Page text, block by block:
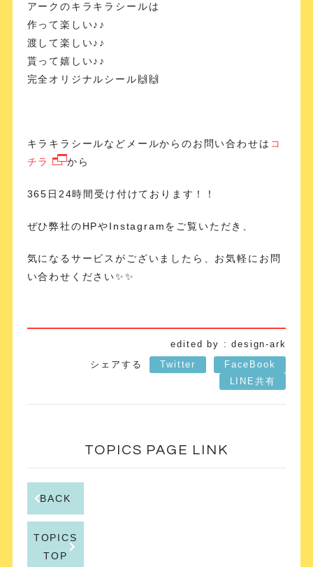
アークのキラキラシールは
作って楽しい♪♪
渡して楽しい♪♪
貰って嬉しい♪♪
完全オリジナルシール🙌🙌
キラキラシールなどメールからのお問い合わせは コ
チラ
から
365日24時間受け付けております！！
ぜひ弊社のHPやInstagramをご覧いただき、
気になるサービスがございましたら、お気軽にお問
い合わせください✨✨
edited by : design-ark
シェアする
Twitter
FaceBook
LINE共有
TOPICS PAGE LINK
BACK
TOPICS
TOP